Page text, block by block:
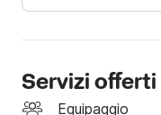
Contattami su Click
informazioni.
Servizi
Equipaggio